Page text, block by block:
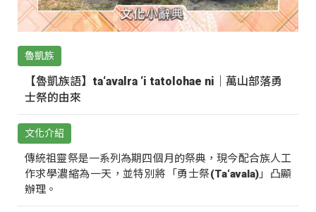
魯凱族
【魯凱族語】ta‘avalra ‘i tatolohae ni｜萬山部落勇
士祭的由來
文化介紹
傳統祖靈祭是一系列為期四個月的祭典，現今配合族人工
作求學濃縮為一天，並特別將「勇士祭(Ta‘avala)」凸顯
辦理。